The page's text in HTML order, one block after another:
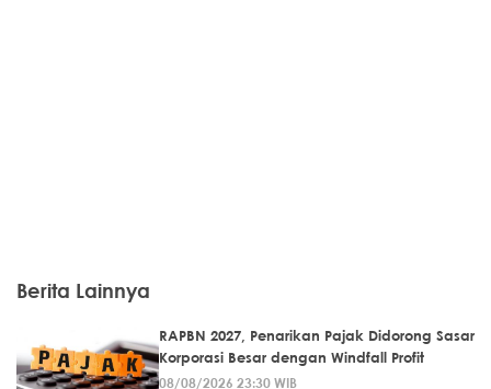
Berita Lainnya
RAPBN 2027, Penarikan Pajak Didorong Sasar
Korporasi Besar dengan Windfall Profit
08/08/2026 23:30 WIB